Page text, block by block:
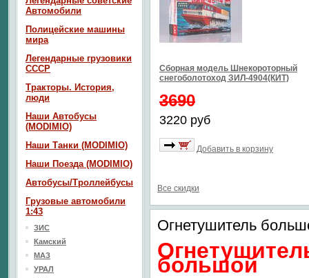
Сборная модель Шнекороторный
снегоболотоход ЗИЛ-4904(КИТ)
3690
3220 руб
Добавить в корзину
Все скидки
Огнетушитель
большой
Автомобили
Полицейские машины
мира
Легендарные грузовики
СССР
Тракторы. История,
люди
Наши Автобусы
(MODIMIO)
Наши Танки (MODIMIO)
Наши Поезда (MODIMIO)
Автобусы/Троллейбусы
Грузовые автомобили
1:43
ЗИС
Камский
МАЗ
УРАЛ